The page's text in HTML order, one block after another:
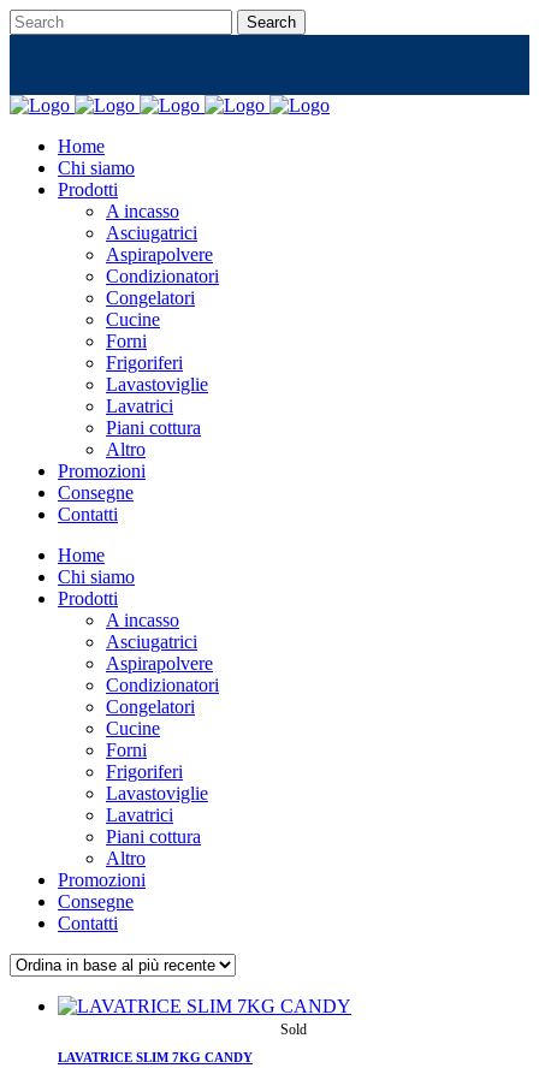
Home
Chi siamo
Prodotti
A incasso
Asciugatrici
Aspirapolvere
Condizionatori
Congelatori
Cucine
Forni
Frigoriferi
Lavastoviglie
Lavatrici
Piani cottura
Altro
Promozioni
Consegne
Contatti
Home
Chi siamo
Prodotti
A incasso
Asciugatrici
Aspirapolvere
Condizionatori
Congelatori
Cucine
Forni
Frigoriferi
Lavastoviglie
Lavatrici
Piani cottura
Altro
Promozioni
Consegne
Contatti
LAVATRICE SLIM 7KG CANDY